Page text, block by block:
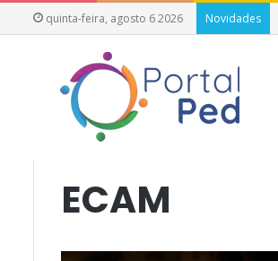
quinta-feira, agosto 6 2026 Novidades
ECAM